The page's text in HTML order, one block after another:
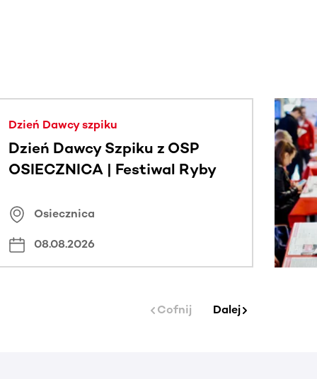
Dzień Dawcy szpiku
Dzień Dawcy Szpiku z OSP
OSIECZNICA | Festiwal Ryby
Osiecznica
08.08.2026
Cofnij Dalej